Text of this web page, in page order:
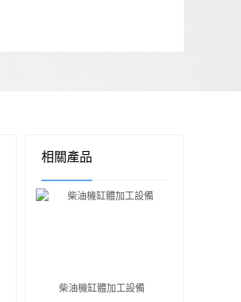
相關產品
柴油機缸體加工設備